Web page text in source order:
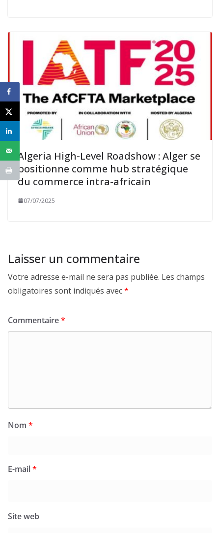
Algeria High-Level Roadshow : Alger se
positionne comme hub stratégique
du commerce intra-africain
07/07/2025
Laisser un commentaire
Votre adresse e-mail ne sera pas publiée. Les champs
obligatoires sont indiqués avec*
Commentaire*
Nom *
E-mail*
Site web